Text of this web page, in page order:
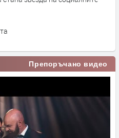
Препоръчано видео